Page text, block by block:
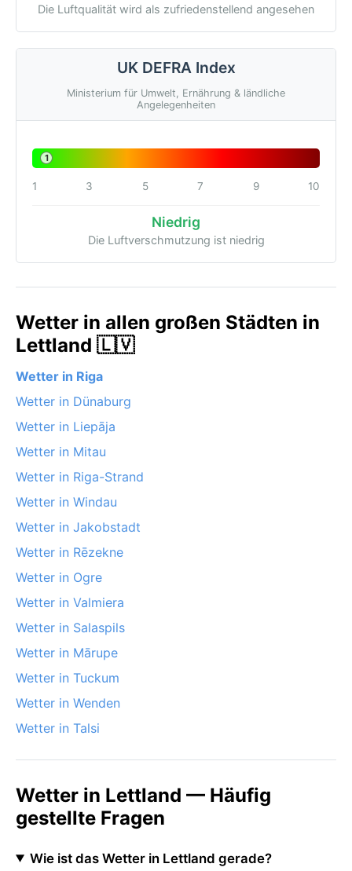
Die Luftqualität wird als zufriedenstellend angesehen
UK DEFRA Index
Ministerium für Umwelt, Ernährung & ländliche
Angelegenheiten
1
1 3 5 7 9 10
Niedrig
Die Luftverschmutzung ist niedrig
Wetter in allen großen Städten in
Lettland 🇱🇻
Wetter in Riga
Wetter in Dünaburg
Wetter in Liepāja
Wetter in Mitau
Wetter in Riga-Strand
Wetter in Windau
Wetter in Jakobstadt
Wetter in Rēzekne
Wetter in Ogre
Wetter in Valmiera
Wetter in Salaspils
Wetter in Mārupe
Wetter in Tuckum
Wetter in Wenden
Wetter in Talsi
Wetter in Lettland — Häufig
gestellte Fragen
Wie ist das Wetter in Lettland gerade?